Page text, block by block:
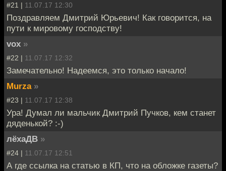
#21 | 11.07.17 12:30
Поздравляем Дмитрий Юрьевич! Как говорится, на
пути к мировому господству!
vox »
#22 | 11.07.17 12:32
Замечательно! Надеемся, это только начало!
Murza »
#23 | 11.07.17 12:38
Ура! Думал ли мальчик Дмитрий Пучков, кем станет
дяденькой? :-)
лёхаДВ »
#24 | 11.07.17 12:51
А где ссылка на статью в КП, что на обложке газеты?